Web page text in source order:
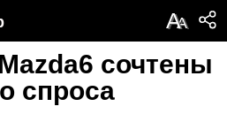
АА
сочтены
спроса